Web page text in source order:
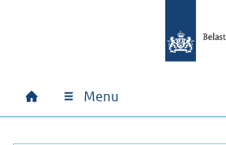
Hoofdnavigatie
Home Menu